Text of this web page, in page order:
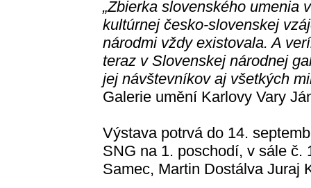
„Zbierka slovenského umenia
kultúrnej česko-slovenskej
národmi vždy existovala. A
teraz v Slovenskej národnej
jej návštevníkov aj všetkých
Galerie umění Karlovy Vary
Výstava potrvá do 14.
SNG na 1. poschodí, v sále č.
Samec, Martin Dostálva Juraj